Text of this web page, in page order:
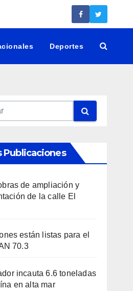
Deportes
Publicaciones
de ampliación y
de la calle El
están listas para el
70.3
incauta 6.6 toneladas
en alta mar